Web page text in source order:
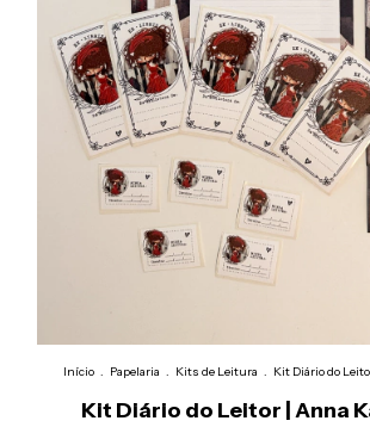
Início . Papelaria . Kits de Leitura . Kit Diário do
Kit Diário do Leitor | Anna